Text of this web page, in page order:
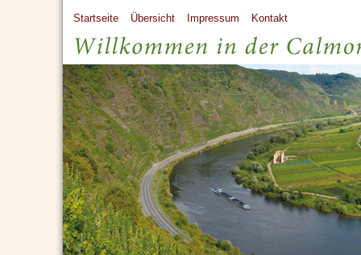
Startseite Übersicht Impressum Kontakt